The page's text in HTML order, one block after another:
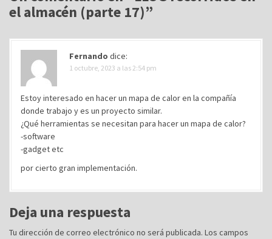
c
i
ó
d
a
s
el almacén (parte 17)”
Fernando dice:
1 octubre, 2023 a las 2:54 pm
Estoy interesado en hacer un mapa de calor en la compañía
donde trabajo y es un proyecto similar.
¿Qué herramientas se necesitan para hacer un mapa de calor?
-software
-gadget etc
por cierto gran implementación.
Deja una respuesta
Tu dirección de correo electrónico no será publicada. Los campos